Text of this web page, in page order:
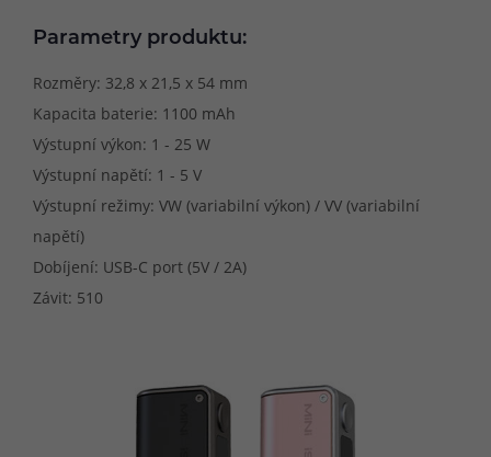
Parametry produktu:
Rozměry: 32,8 x 21,5 x 54 mm
Kapacita baterie: 1100 mAh
Výstupní výkon: 1 - 25 W
Výstupní napětí: 1 - 5 V
Výstupní režimy: VW (variabilní výkon) / VV (variabilní
napětí)
Dobíjení: USB-C port (5V / 2A)
Závit: 510